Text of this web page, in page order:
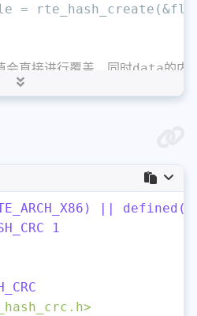
=
直接进行覆盖，同时data的内
struct
返回一个非负的数，参数非法
一个键值对，之后还需调用
键的内容复制一份进去，所以
||
1